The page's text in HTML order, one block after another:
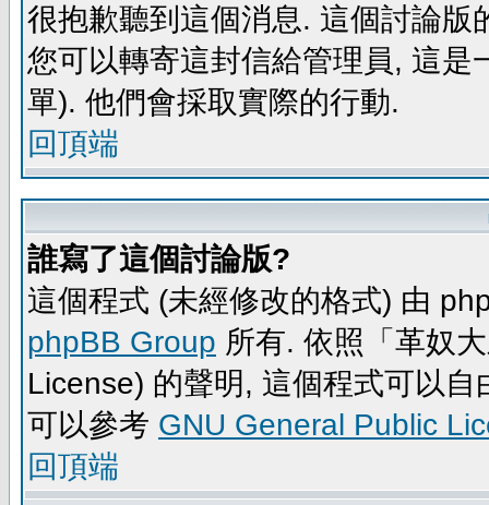
很抱歉聽到這個消息. 這個討論
您可以轉寄這封信給管理員, 這
單). 他們會採取實際的行動.
回頂端
誰寫了這個討論版?
這個程式 (未經修改的格式) 由
phpBB Group 所有. 依照「革奴
License) 的聲明, 這個程式可以
可以參考 GNU General Public
回頂端